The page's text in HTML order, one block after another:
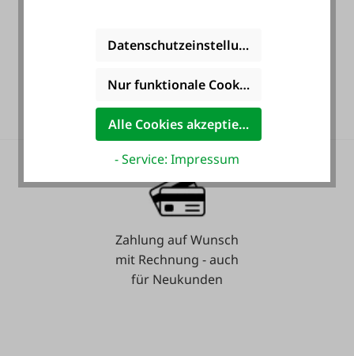
Langzeit-Garantie.
Zahlung auf Wunsch
mit Rechnung - auch
für Neukunden
Datenschutzeinstellungen
Nur funktionale Cookies akzeptieren
Alle Cookies akzeptieren
- Service: Impressum